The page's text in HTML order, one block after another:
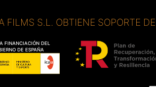
FILMS S.L. OBTIENE SOPORTE
FINANCIACIÓN DEL
DE ESPAÑA